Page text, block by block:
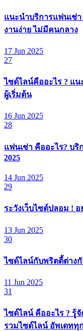
แนะนำบริการแฟนเช่
งานง่าย ไม่มีคนกลาง
17 Jun 2025
27
ไซด์ไลน์คืออะไร ? แ
ผู้เริ่มต้น
16 Jun 2025
28
แฟนเช่า คืออะไร? บ
2025
14 Jun 2025
29
ระวังเว็บไซต์ปลอม ! อ
13 Jun 2025
30
ไซด์ไลน์กับพริตตี้ต่างกั
11 Jun 2025
31
ไซด์ไลน์ คืออะไร ? รู้จั
รวมไซด์ไลน์ อัพเดททุ